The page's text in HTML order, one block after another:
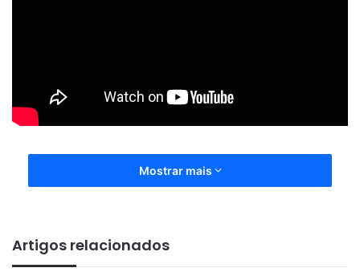
Mostrar mais
Artigos relacionados